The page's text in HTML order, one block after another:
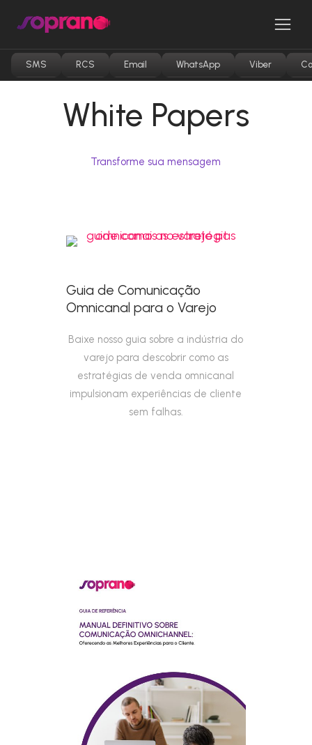
para
conteúdo
SMS RCS Email WhatsApp Viber
White Papers
Transforme sua mensagem
Guia de Comunicação
Omnicanal para o Varejo
Baixe nosso guia sobre a indústria do
varejo para descobrir como as
estratégias de venda omnicanal
impulsionam experiências de cliente
sem falhas.